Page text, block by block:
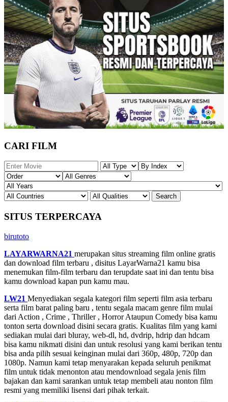
CARI FILM
SITUS TERPERCAYA
birutoto
LAYARWARNA21 merupakan situs streaming film online gratis
dan download film terbaru , disitus LayarWarna21 kamu bisa
menemukan film-film terbaru dan terupdate saat ini dan tentu bisa
kamu download kapan pun kamu mau.
LW21 Menyediakan segala kategori film seperti film asia terbaru
serta film barat paling baru , tentu segala macam genre film mulai
dari Action , Crime , Thriller , Horror Ataupun Comedy bisa kamu
tonton serta download disini secara gratis. Kualitas film yang kami
sediakan mulai dari bluray, web-dl, hd, dvdrip, hdrip dan hdcam
bisa kamu nikmati disini dan untuk resolusi yang kami berikan tentu
bisa anda pilih sesuai keinginan mulai dari 360p, 480p, 720p dan
1080p. Namun kami tetap menyarakan kepada seluruh penikmat
film untuk tidak menonton atau mendownload segala jenis film
bajakan dan kami sarankan untuk tetap membeli atau nonton film
resmi yang memiliki lisensi dari pihak terkait.